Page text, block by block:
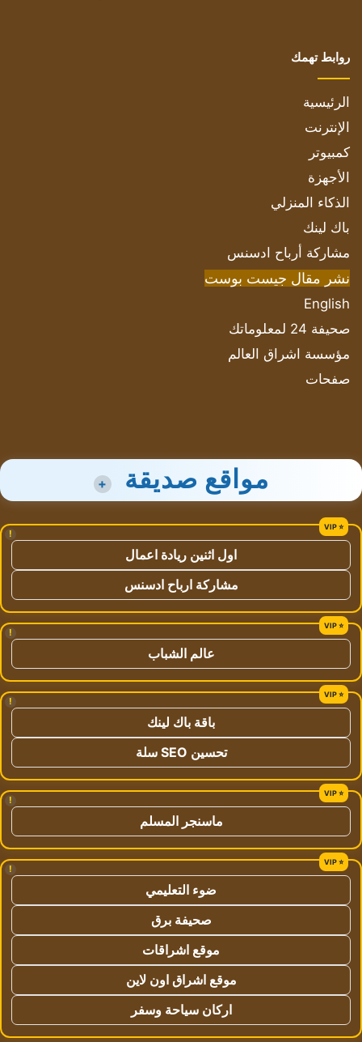
روابط تهمك
الرئيسية
الإنترنت
كمبيوتر
الأجهزة
الذكاء المنزلي
باك لينك
مشاركة أرباح ادسنس
نشر مقال جيست بوست
English
صحيفة 24 لمعلوماتك
مؤسسة اشراق العالم
صفحات
مواقع صديقة +
!
اول اثنين ريادة اعمال
مشاركة ارباح ادسنس
!
عالم الشباب
!
باقة باك لينك
تحسين SEO سلة
!
ماسنجر المسلم
!
ضوء التعليمي
صحيفة برق
موقع اشراقات
موقع اشراق اون لاين
اركان سياحة وسفر